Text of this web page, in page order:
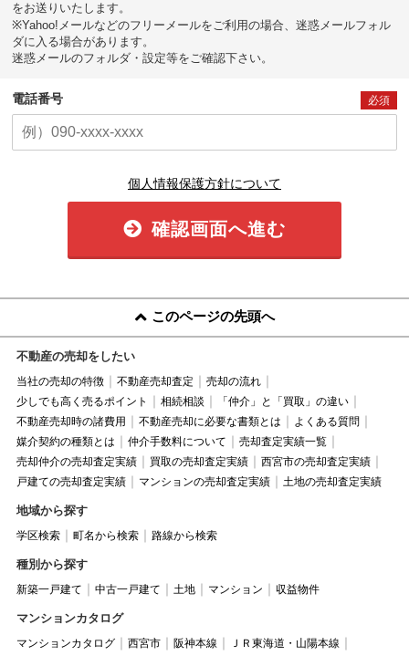
をお送りいたします。
※Yahoo!メールなどのフリーメールをご利用の場合、迷惑メールフォル
ダに入る場合があります。
迷惑メールのフォルダ・設定等をご確認下さい。
電話番号 必須
個人情報保護方針について
確認画面へ進む
このページの先頭へ
不動産の売却をしたい
当社の売却の特徴 不動産売却査定
売却の流れ
少しでも高く売るポイント
相続相談
「仲介」と「買取」の違い
不動産売却時の諸費用
不動産売却に必要な書類とは
よくある質問
媒介契約の種類とは
仲介手数料について
売却査定実績一覧
売却仲介の売却査定実績
買取の売却査定実績
西宮市の売却査定実績
戸建ての売却査定実績
マンションの売却査定実績 土地の売却査定実績
地域から探す
学区検索 町名から検索 路線から検索
種別から探す
新築一戸建て 中古一戸建て 土地 マンション 収益物件
マンションカタログ
マンションカタログ 西宮市 阪神本線
ＪＲ東海道・山陽本線